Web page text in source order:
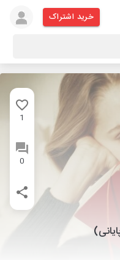
خرید اشتراک
1
0